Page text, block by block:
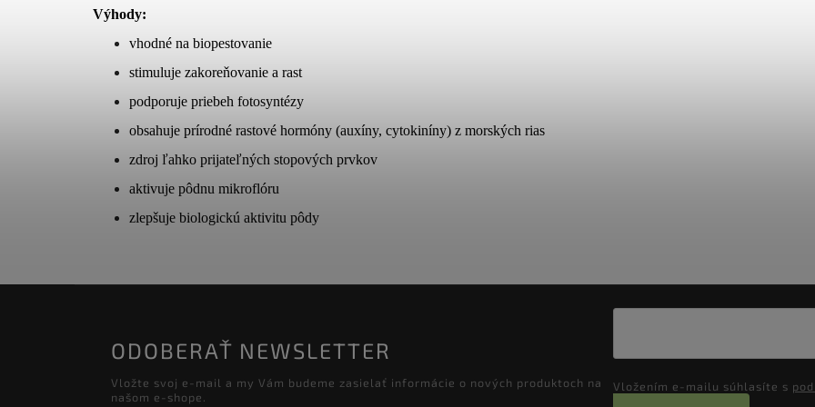
Výhody:
vhodné na biopestovanie
stimuluje zakoreňovanie a rast
podporuje priebeh fotosyntézy
obsahuje prírodné rastové hormóny (auxíny, cytokiníny) z morských rias
zdroj ľahko prijateľných stopových prvkov
aktivuje pôdnu mikroflóru
zlepšuje biologickú aktivitu pôdy
ODOBERAŤ NEWSLETTER
Vložte svoj e-mail a my Vám budeme zasielať informácie o nových produktoch na
našom e-shope.
Vložením e-mailu súhlasíte s